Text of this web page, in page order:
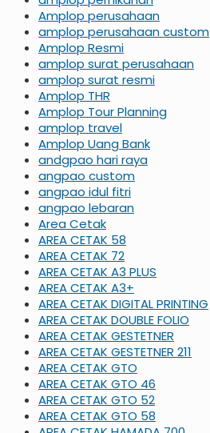
Amplop perusahaan
amplop perusahaan custom
Amplop Resmi
amplop surat perusahaan
amplop surat resmi
Amplop THR
Amplop Tour Planning
amplop travel
Amplop Uang Bank
andgpao hari raya
angpao custom
angpao idul fitri
angpao lebaran
Area Cetak
AREA CETAK 58
AREA CETAK 72
AREA CETAK A3 PLUS
AREA CETAK A3+
AREA CETAK DIGITAL PRINTING
AREA CETAK DOUBLE FOLIO
AREA CETAK GESTETNER
AREA CETAK GESTETNER 211
AREA CETAK GTO
AREA CETAK GTO 46
AREA CETAK GTO 52
AREA CETAK GTO 58